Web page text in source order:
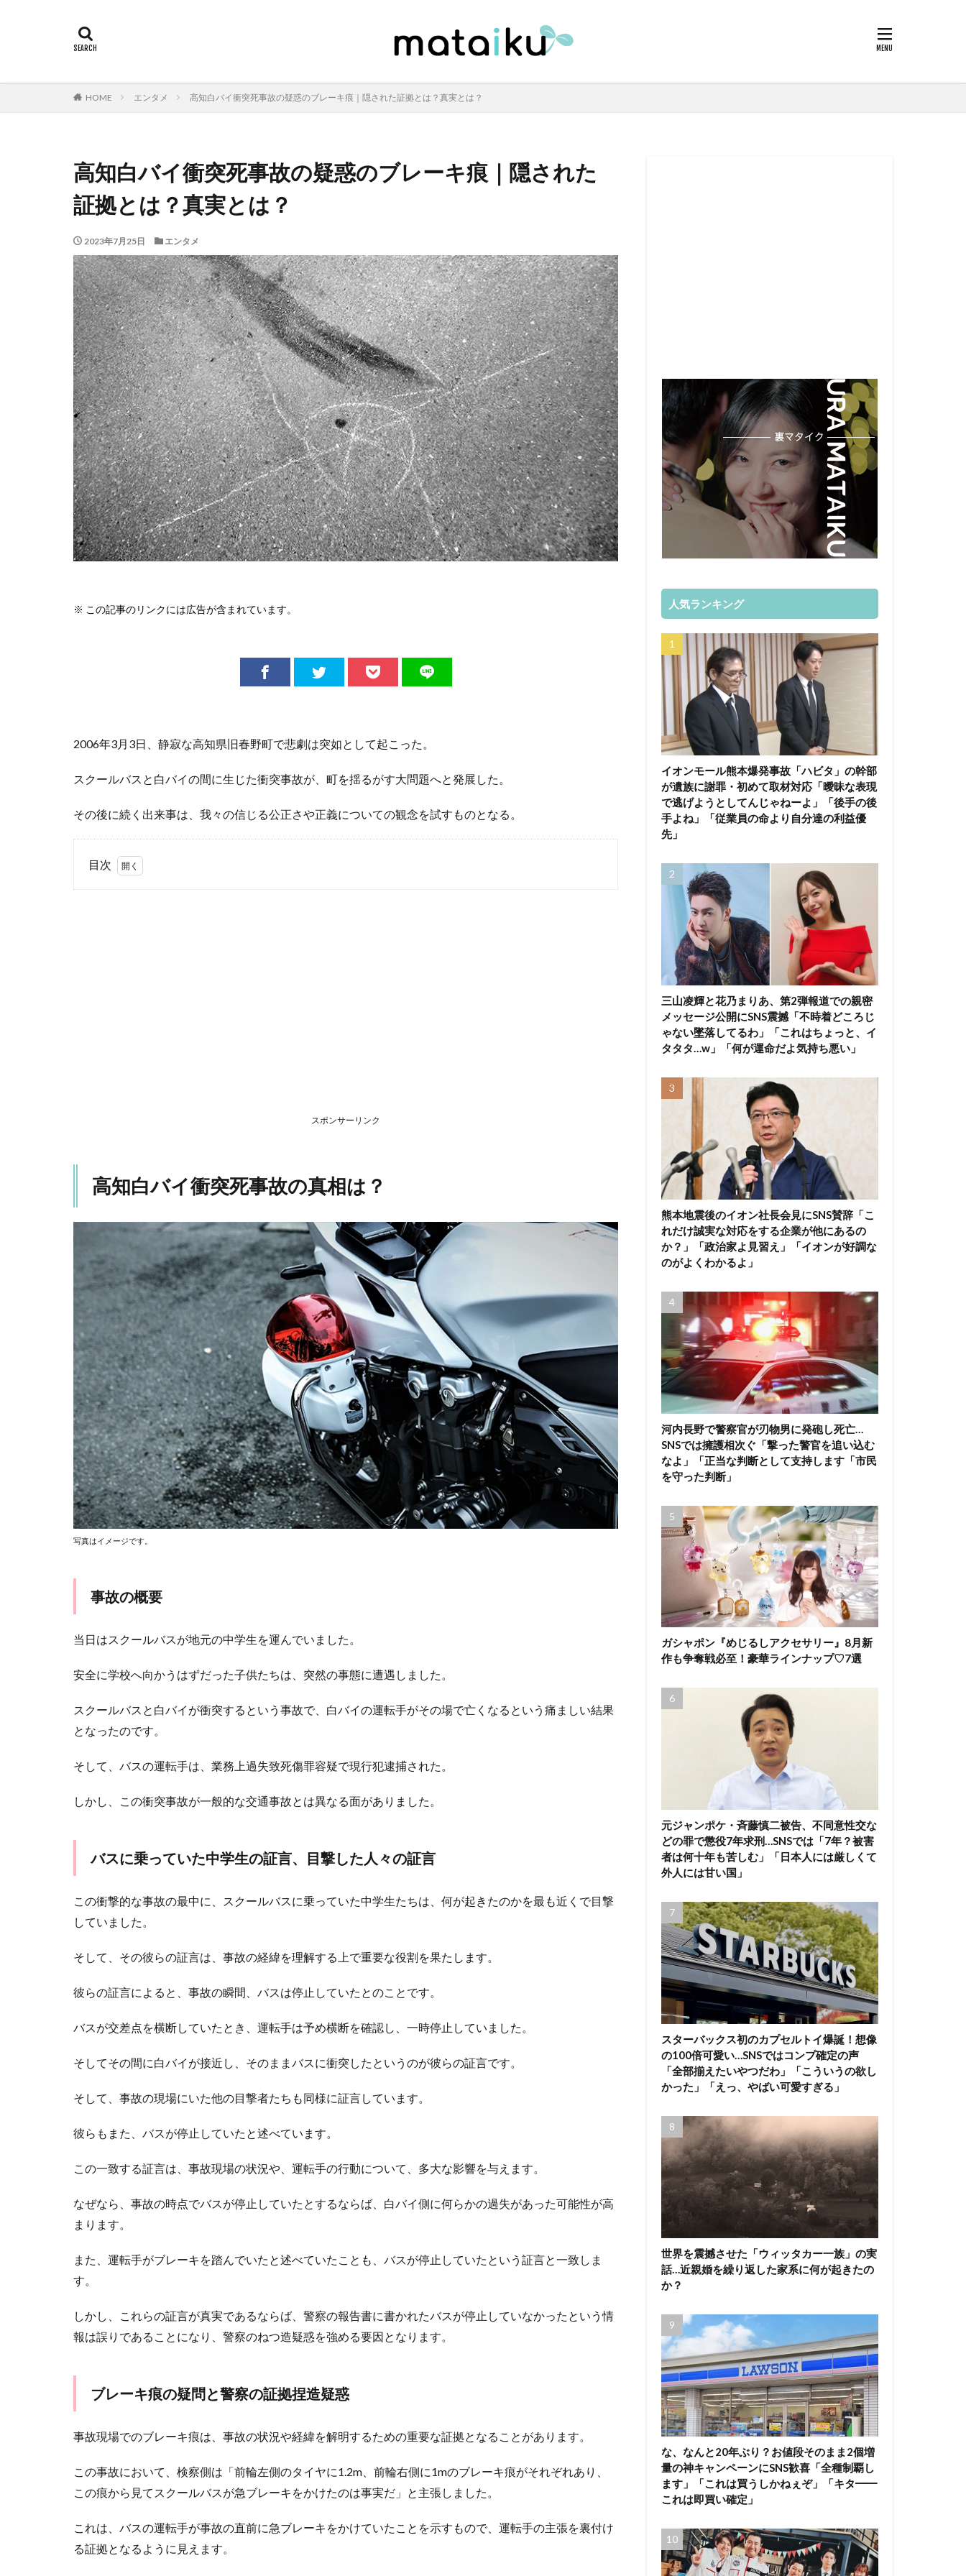
HOME エンタメ 高知白バイ衝突死事故の疑惑のブレーキ痕｜隠された証拠とは？真実とは？
高知白バイ衝突死事故の疑惑のブレーキ痕｜隠された
証拠とは？真実とは？
2023年7月25日 エンタメ
※ この記事のリンクには広告が含まれています。
2006年3月3日、静寂な高知県旧春野町で悲劇は突如として起こった。
スクールバスと白バイの間に生じた衝突事故が、町を揺るがす大問題へと発展した。
その後に続く出来事は、我々の信じる公正さや正義についての観念を試すものとなる。
目次
中学
生の
した
人々
の証
1.3
ブレ
ーキ
痕の
疑問
と警
察の
証拠
捏造
疑惑
1.4
裁判
と判
決
と
め
スポンサーリンク
高知白バイ衝突死事故の真相は？
写真はイメージです。
事故の概要
当日はスクールバスが地元の中学生を運んでいました。
安全に学校へ向かうはずだった子供たちは、突然の事態に遭遇しました。
スクールバスと白バイが衝突するという事故で、白バイの運転手がその場で亡くなるという痛ましい結果
となったのです。
そして、バスの運転手は、業務上過失致死傷罪容疑で現行犯逮捕された。
しかし、この衝突事故が一般的な交通事故とは異なる面がありました。
バスに乗っていた中学生の証言、目撃した人々の証言
この衝撃的な事故の最中に、スクールバスに乗っていた中学生たちは、何が起きたのかを最も近くで目撃
していました。
そして、その彼らの証言は、事故の経緯を理解する上で重要な役割を果たします。
彼らの証言によると、事故の瞬間、バスは停止していたとのことです。
バスが交差点を横断していたとき、運転手は予め横断を確認し、一時停止していました。
そしてその間に白バイが接近し、そのままバスに衝突したというのが彼らの証言です。
そして、事故の現場にいた他の目撃者たちも同様に証言しています。
彼らもまた、バスが停止していたと述べています。
この一致する証言は、事故現場の状況や、運転手の行動について、多大な影響を与えます。
なぜなら、事故の時点でバスが停止していたとするならば、白バイ側に何らかの過失があった可能性が高
まります。
また、運転手がブレーキを踏んでいたと述べていたことも、バスが停止していたという証言と一致しま
す。
しかし、これらの証言が真実であるならば、警察の報告書に書かれたバスが停止していなかったという情
報は誤りであることになり、警察のねつ造疑惑を強める要因となります。
ブレーキ痕の疑問と警察の証拠捏造疑惑
事故現場でのブレーキ痕は、事故の状況や経緯を解明するための重要な証拠となることがあります。
この事故において、検察側は「前輪左側のタイヤに1.2m、前輪右側に1mのブレーキ痕がそれぞれあり、
この痕から見てスクールバスが急ブレーキをかけたのは事実だ」と主張しました。
これは、バスの運転手が事故の直前に急ブレーキをかけていたことを示すもので、運転手の主張を裏付け
る証拠となるように見えます。
人気ランキング
イオンモール熊本爆発事故「ハビタ」の幹部
が遺族に謝罪・初めて取材対応「曖昧な表現
で逃げようとしてんじゃねーよ」「後手の後
手よね」「従業員の命より自分達の利益優
先」
三山凌輝と花乃まりあ、第2弾報道での親密
メッセージ公開にSNS震撼「不時着どころじ
ゃない墜落してるわ」「これはちょっと、イ
タタタ…w」「何が運命だよ気持ち悪い」
熊本地震後のイオン社長会見にSNS賛辞「こ
れだけ誠実な対応をする企業が他にあるの
か？」「政治家よ見習え」「イオンが好調な
のがよくわかるよ」
河内長野で警察官が刃物男に発砲し死亡…
SNSでは擁護相次ぐ「撃った警官を追い込む
なよ」「正当な判断として支持します「市民
を守った判断」
ガシャポン『めじるしアクセサリー』8月新
作も争奪戦必至！豪華ラインナップ♡7選
元ジャンポケ・斉藤慎二被告、不同意性交な
どの罪で懲役7年求刑…SNSでは「7年？被害
者は何十年も苦しむ」「日本人には厳しくて
外人には甘い国」
スターバックス初のカプセルトイ爆誕！想像
の100倍可愛い…SNSではコンプ確定の声
「全部揃えたいやつだわ」「こういうの欲し
かった」「えっ、やばい可愛すぎる」
世界を震撼させた「ウィッタカー一族」の実
話…近親婚を繰り返した家系に何が起きたの
か？
な、なんと20年ぶり？お値段そのまま2個増
量の神キャンペーンにSNS歓喜「全種制覇し
ます」「これは買うしかねぇぞ」「キタ━━
これは即買い確定」